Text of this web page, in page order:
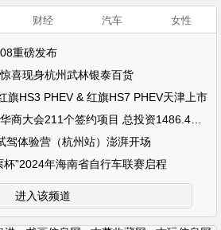
财经 汽车 女性
重磅发布
喜现身杭州武林银泰百货
旗HS3 PHEV & 红旗HS7 PHEV天津上市
驾体验营（杭州站）澎湃开场
”2024年海南省自行车联赛启程
进入该频道